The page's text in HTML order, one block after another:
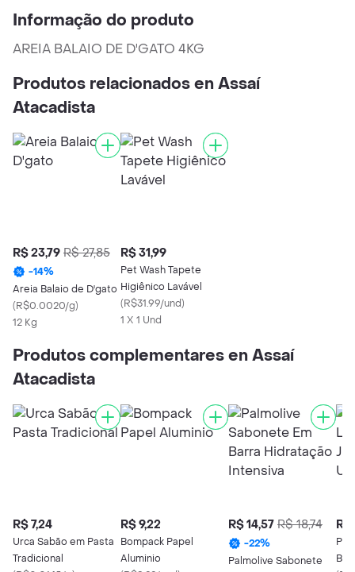
Informação do produto
AREIA BALAIO DE D'GATO 4KG
Produtos relacionados en Assaí
Atacadista
R$ 23,79 R$ 27,85
-14%
Areia Balaio de D'gato
(R$0.0020/g)
12 Kg
R$ 31,99
Pet Wash Tapete
Higiênico Lavável
(R$31.99/und)
1 X 1 Und
Produtos complementares en Assaí
Atacadista
R$ 7,24
Urca Sabão em Pasta
Tradicional
R$ 9,22
Bompack Papel
Aluminio
R$ 14,57 R$ 18,74
-22%
Palmolive Sabonete
R$